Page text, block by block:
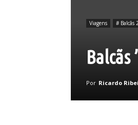
Viagens # Balcãs
Balcãs
Por Ricardo